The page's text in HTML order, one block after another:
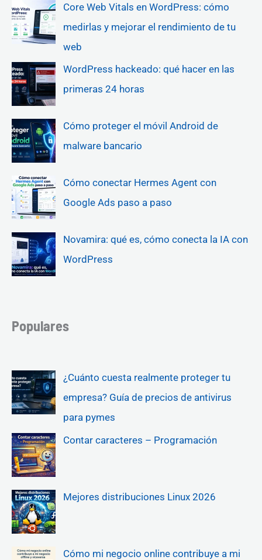
Core Web Vitals en WordPress: cómo
medirlas y mejorar el rendimiento de tu
web
WordPress hackeado: qué hacer en las
primeras 24 horas
Cómo proteger el móvil Android de
malware bancario
Cómo conectar Hermes Agent con
Google Ads paso a paso
Novamira: qué es, cómo conecta la IA con
WordPress
Populares
¿Cuánto cuesta realmente proteger tu
empresa? Guía de precios de antivirus
para pymes
Contar caracteres – Programación
Mejores distribuciones Linux 2026
Cómo mi negocio online contribuye a mi